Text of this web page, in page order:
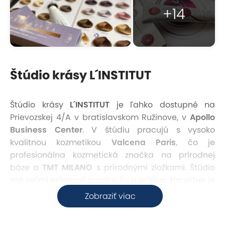
+14
Zobraziť viac
Štúdio krásy L´INSTITUT
Štúdio krásy L´INSTITUT je ľahko dostupné na
Prievozskej 4/A v bratislavskom Ružinove, v Apollo
Business Center. V štúdiu pracujú s vysoko
kvalitnou kozmetikou Valcena Paris, čo je
profesionálna kozmetická značka na prírodnej
báze a TMT MILANO s prírodnými zložkami. Štúdio
viacero ošetrení.